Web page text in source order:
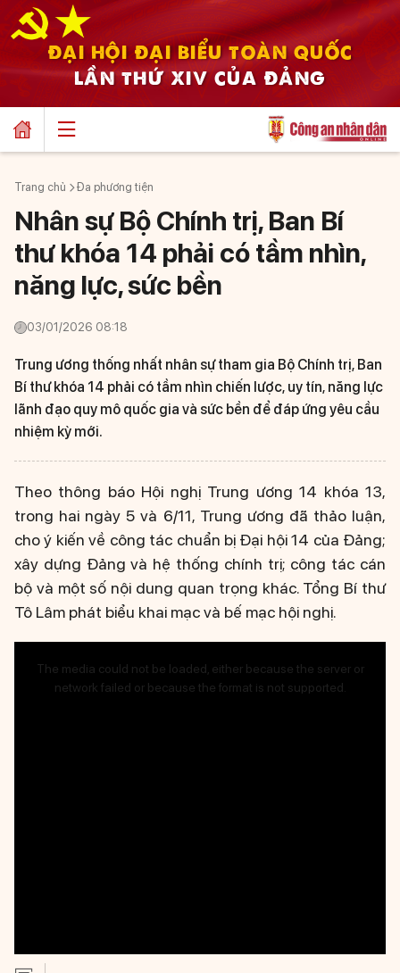
ĐẠI HỘI ĐẠI BIỂU TOÀN QUỐC
LẦN THỨ XIV CỦA ĐẢNG
Trang chủ Đa phương tiện
Nhân sự Bộ Chính trị, Ban Bí
thư khóa 14 phải có tầm nhìn,
năng lực, sức bền
03/01/2026 08:18
Trung ương thống nhất nhân sự tham gia Bộ Chính trị, Ban
Bí thư khóa 14 phải có tầm nhìn chiến lược, uy tín, năng lực
lãnh đạo quy mô quốc gia và sức bền để đáp ứng yêu cầu
nhiệm kỳ mới.
Theo thông báo Hội nghị Trung ương 14 khóa 13,
trong hai ngày 5 và 6/11, Trung ương đã thảo luận,
cho ý kiến về công tác chuẩn bị Đại hội 14 của Đảng;
xây dựng Đảng và hệ thống chính trị; công tác cán
bộ và một số nội dung quan trọng khác. Tổng Bí thư
Tô Lâm phát biểu khai mạc và bế mạc hội nghị.
The media could not be loaded, either because the server or
network failed or because the format is not supported.